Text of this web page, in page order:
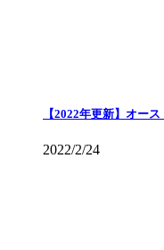
【2022年更新】オー
2022/2/24